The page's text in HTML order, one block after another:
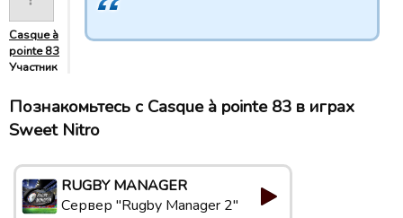
Casque à
pointe 83
Участник
Познакомьтесь с Casque à pointe 83 в играх
Sweet Nitro
RUGBY MANAGER
Сервер "Rugby Manager 2"